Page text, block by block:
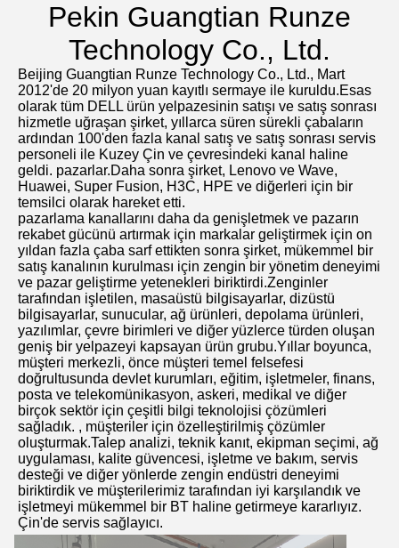
Pekin Guangtian Runze
Technology Co., Ltd.
Beijing Guangtian Runze Technology Co., Ltd., Mart
2012'de 20 milyon yuan kayıtlı sermaye ile kuruldu.Esas
olarak tüm DELL ürün yelpazesinin satışı ve satış sonrası
hizmetle uğraşan şirket, yıllarca süren sürekli çabaların
ardından 100'den fazla kanal satış ve satış sonrası servis
personeli ile Kuzey Çin ve çevresindeki kanal haline
geldi. pazarlar.Daha sonra şirket, Lenovo ve Wave,
Huawei, Super Fusion, H3C, HPE ve diğerleri için bir
temsilci olarak hareket etti.
pazarlama kanallarını daha da genişletmek ve pazarın
rekabet gücünü artırmak için markalar geliştirmek için on
yıldan fazla çaba sarf ettikten sonra şirket, mükemmel bir
satış kanalının kurulması için zengin bir yönetim deneyimi
ve pazar geliştirme yetenekleri biriktirdi.Zenginler
tarafından işletilen, masaüstü bilgisayarlar, dizüstü
bilgisayarlar, sunucular, ağ ürünleri, depolama ürünleri,
yazılımlar, çevre birimleri ve diğer yüzlerce türden oluşan
geniş bir yelpazeyi kapsayan ürün grubu.Yıllar boyunca,
müşteri merkezli, önce müşteri temel felsefesi
doğrultusunda devlet kurumları, eğitim, işletmeler, finans,
posta ve telekomünikasyon, askeri, medikal ve diğer
birçok sektör için çeşitli bilgi teknolojisi çözümleri
sağladık. , müşteriler için özelleştirilmiş çözümler
oluşturmak.Talep analizi, teknik kanıt, ekipman seçimi, ağ
uygulaması, kalite güvencesi, işletme ve bakım, servis
desteği ve diğer yönlerde zengin endüstri deneyimi
biriktirdik ve müşterilerimiz tarafından iyi karşılandık ve
işletmeyi mükemmel bir BT haline getirmeye kararlıyız.
Çin'de servis sağlayıcı.